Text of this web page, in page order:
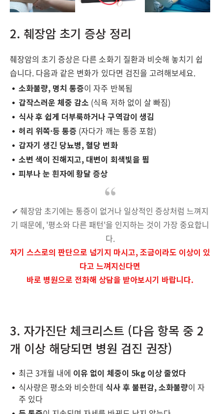
2. 췌장암 초기 증상 정리
췌장암의 초기 증상은 다른 소화기 질환과 비슷해 놓치기 쉽
습니다. 다음과 같은 변화가 있다면 검진을 고려해보세요.
소화불량, 명치 통증이 자주 반복됨
갑작스러운 체중 감소 (식욕 저하 없이 살 빠짐)
식사 후 쉽게 더부룩하거나 구역감이 생김
허리 위쪽·등 통증 (자다가 깨는 통증 포함)
갑자기 생긴 당뇨병, 혈당 변화
소변 색이 진해지고, 대변이 회색빛을 띔
피부나 눈 흰자에 황달 증상
✔ 췌장암 초기에는 통증이 없거나 일상적인 증상처럼 느껴지
기 때문에, '평소와 다른 패턴'을 인지하는 것이 가장 중요합니
다.
자기 스스로의 판단으로 넘기지 마시고, 조금이라도 이상이 있
다고 느껴지신다면
바로 병원으로 전화해 상담을 받아보시기 바랍니다.
3. 자가진단 체크리스트 (다음 항목 중 2
개 이상 해당되면 병원 검진 권장)
최근 3개월 내에 이유 없이 체중이 5kg 이상 줄었다
식사량은 평소와 비슷한데 식사 후 불편감, 소화불량이 자
주 있다